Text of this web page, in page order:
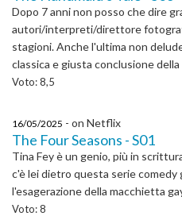
Dopo 7 anni non posso che dire
autori/interpreti/direttore
stagioni. Anche l'ultima non
classica e giusta conclusione della
Voto: 8,5
16/05/2025 - on Netflix
The Four Seasons - S01
Tina Fey è un genio, più in
c'è lei dietro questa serie
l'esagerazione della macchietta
Voto: 8